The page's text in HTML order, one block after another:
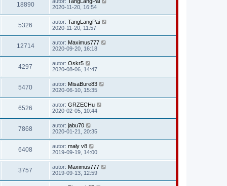
18890
2020-11-20, 16:54
5326 autor: TangLangPai
2020-11-20, 11:57
12714 autor: Maximus777
2020-09-20, 16:18
4297 autor: Oskr5
2020-08-06, 14:47
5470 autor: MisaBure83
2020-06-10, 15:35
6526 autor: GRZECHu
2020-02-05, 10:44
7868 autor: jabu70
2020-01-21, 20:35
6408 autor: mały v8
2019-09-19, 14:00
3757 autor: Maximus777
2019-09-13, 12:59